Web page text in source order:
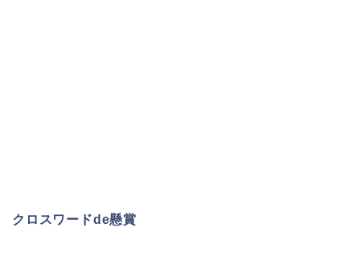
クロスワードde懸賞